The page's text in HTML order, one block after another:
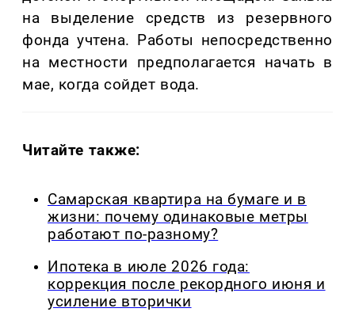
на выделение средств из резервного
фонда учтена. Работы непосредственно
на местности предполагается начать в
мае, когда сойдет вода.
Читайте также:
Самарская квартира на бумаге и в
жизни: почему одинаковые метры
работают по-разному?
Ипотека в июле 2026 года:
коррекция после рекордного июня и
усиление вторички